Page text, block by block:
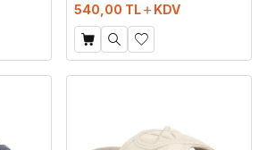
540,00 TL KDV